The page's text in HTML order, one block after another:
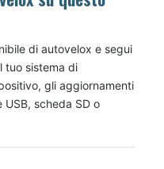
di autovelox e segui
tuo sistema di
gli aggiornamenti
USB, scheda SD o